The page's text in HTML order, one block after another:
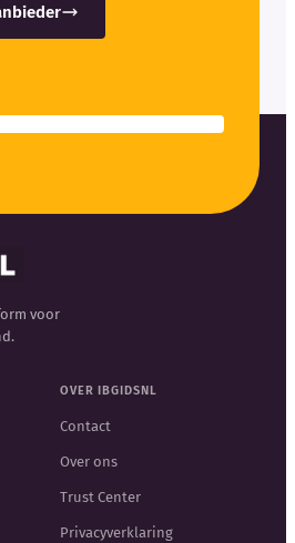
voor
OVER IBGIDSNL
Contact
Over ons
Trust Center
Privacyverklaring